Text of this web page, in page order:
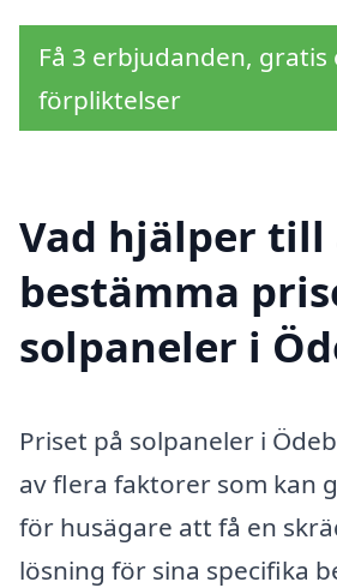
Få 3 erbjudanden, gratis
förpliktelser
Vad hjälper
bestämma
solpaneler i
Priset på solpaneler i
av flera faktorer som kan
för husägare att få en
lösning för sina specifika